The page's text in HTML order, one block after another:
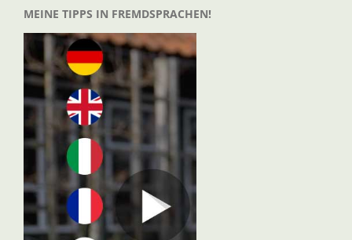
MEINE TIPPS IN FREMDSPRACHEN!